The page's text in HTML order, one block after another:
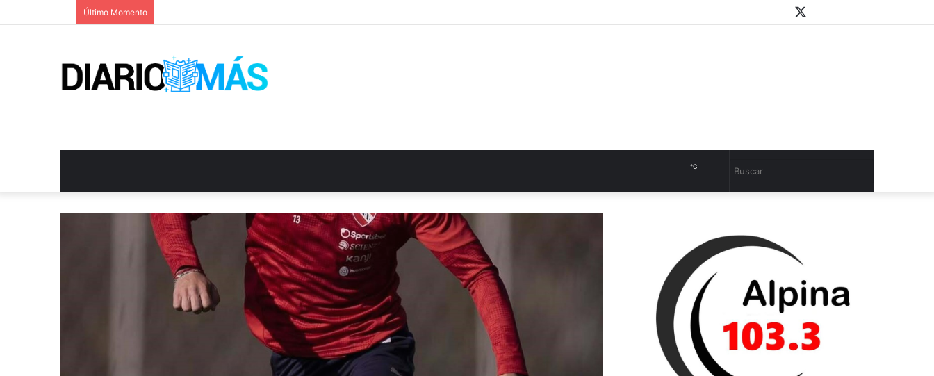
Último Momento Instagram
Youtube
WhatsApp
Cambiar
℃